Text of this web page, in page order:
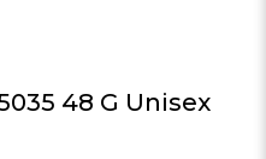
48 G Unisex